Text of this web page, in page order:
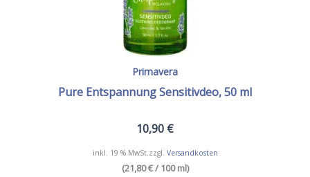
Primavera
Pure Entspannung Sensitivdeo, 50 ml
10,90 €
inkl. 19 % MwSt. zzgl. Versandkosten
(21,80 € / 100 ml)